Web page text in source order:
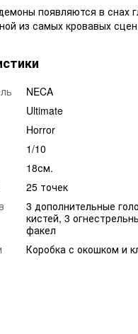
появляются в снах
из самых кровавых
NECA
Ultimate
Horror
1/10
18см.
25 точек
3 дополнительные
кистей, 3
факел
Коробка с окошком и